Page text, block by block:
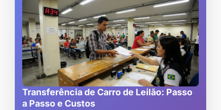
Transferência de Carro de Leilão: Passo
a Passo e Custos